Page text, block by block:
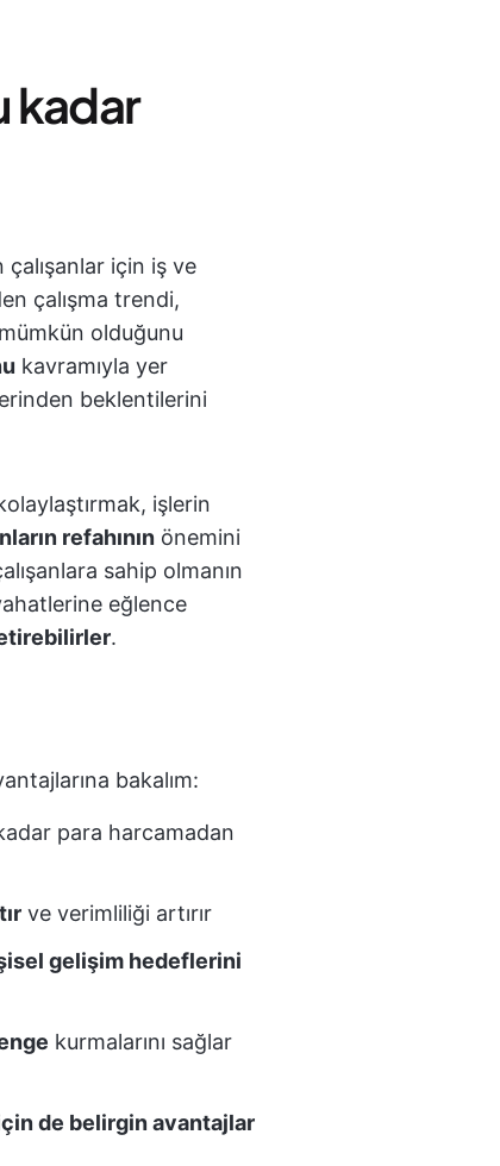
kadar
çalışanlar için iş ve
çalışma trendi,
olduğunu
kavramıyla yer
beklentilerini
işlerin
refahının önemini
sahip olmanın
eğlence
.
bakalım:
para harcamadan
ve verimliliği artırır
gelişim hedeflerini
kurmalarını sağlar
de belirgin avantajlar